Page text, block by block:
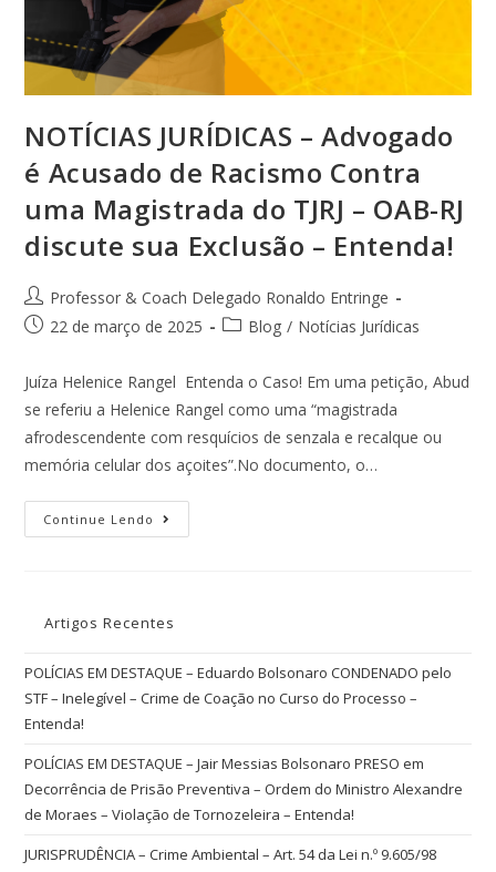
NOTÍCIAS JURÍDICAS – Advogado
é Acusado de Racismo Contra
uma Magistrada do TJRJ – OAB-RJ
discute sua Exclusão – Entenda!
Professor & Coach Delegado Ronaldo Entringe
22 de março de 2025
Blog / Notícias Jurídicas
Juíza Helenice Rangel Entenda o Caso! Em uma petição, Abud
se referiu a Helenice Rangel como uma “magistrada
afrodescendente com resquícios de senzala e recalque ou
memória celular dos açoites”.No documento, o…
Continue Lendo
Artigos Recentes
POLÍCIAS EM DESTAQUE – Eduardo Bolsonaro CONDENADO pelo
STF – Inelegível – Crime de Coação no Curso do Processo –
Entenda!
POLÍCIAS EM DESTAQUE – Jair Messias Bolsonaro PRESO em
Decorrência de Prisão Preventiva – Ordem do Ministro Alexandre
de Moraes – Violação de Tornozeleira – Entenda!
JURISPRUDÊNCIA – Crime Ambiental – Art. 54 da Lei n.º 9.605/98